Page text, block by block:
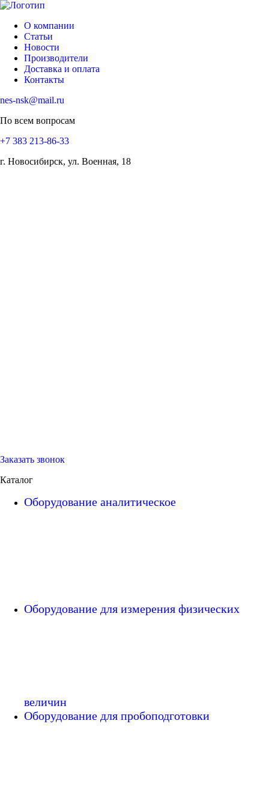
О компании
Статьи
Новости
Производители
Доставка и оплата
Контакты
nes-nsk@mail.ru
По всем вопросам
+7 383 213-86-33
г. Новосибирск, ул. Военная, 18
Заказать звонок
Каталог
Оборудование аналитическое
Оборудование для измерения физических
величин
Оборудование для пробоподготовки